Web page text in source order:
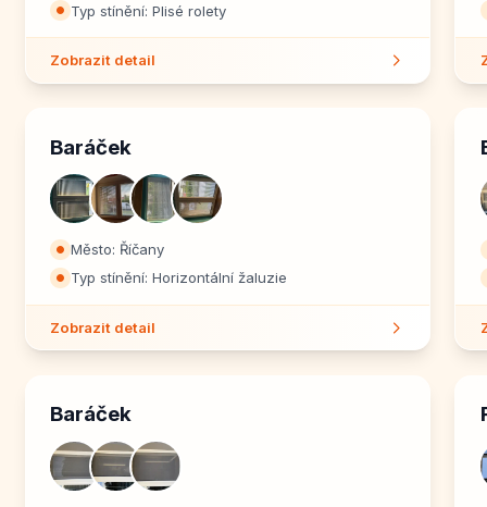
⏺ Typ stínění: Plisé rolety
Zobrazit detail
Baráček
⏺ Město: Říčany
⏺ Typ stínění: Horizontální žaluzie
Zobrazit detail
Baráček